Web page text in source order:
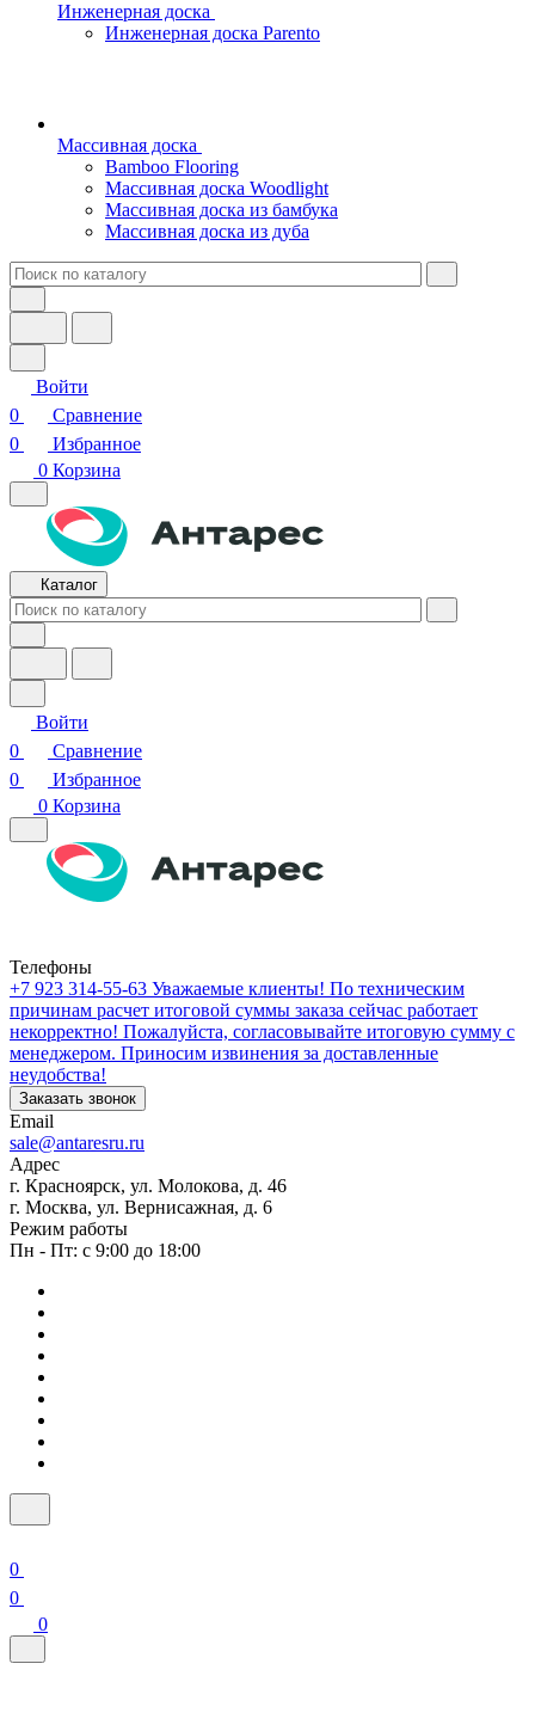
Инженерная доска
Инженерная доска Parento
Массивная доска
Bamboo Flooring
Массивная доска Woodlight
Массивная доска из бамбука
Массивная доска из дуба
Войти
0
Сравнение
0
Избранное
0 Корзина
Каталог
Войти
0
Сравнение
0
Избранное
0 Корзина
Телефоны
+7 923 314-55-63 Уважаемые клиенты! По техническим
причинам расчет итоговой суммы заказа сейчас работает
некорректно! Пожалуйста, согласовывайте итоговую сумму с
менеджером. Приносим извинения за доставленные
неудобства!
Заказать звонок
Email
sale@antaresru.ru
Адрес
г. Красноярск, ул. Молокова, д. 46
г. Москва, ул. Вернисажная, д. 6
Режим работы
Пн - Пт: с 9:00 до 18:00
0
0
0